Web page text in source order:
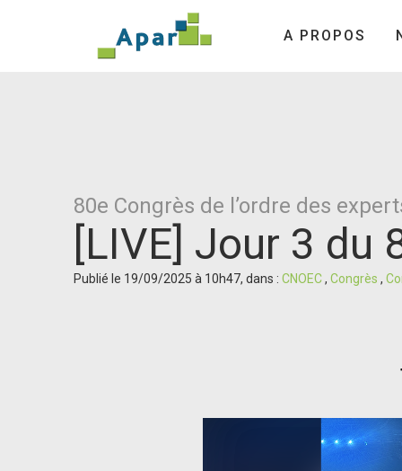
A PROPOS
80e Congrès de l’ordre des
[LIVE] Jour 3 du
Publié le 19/09/2025 à 10h47, dans : CNOEC, Congrès ,